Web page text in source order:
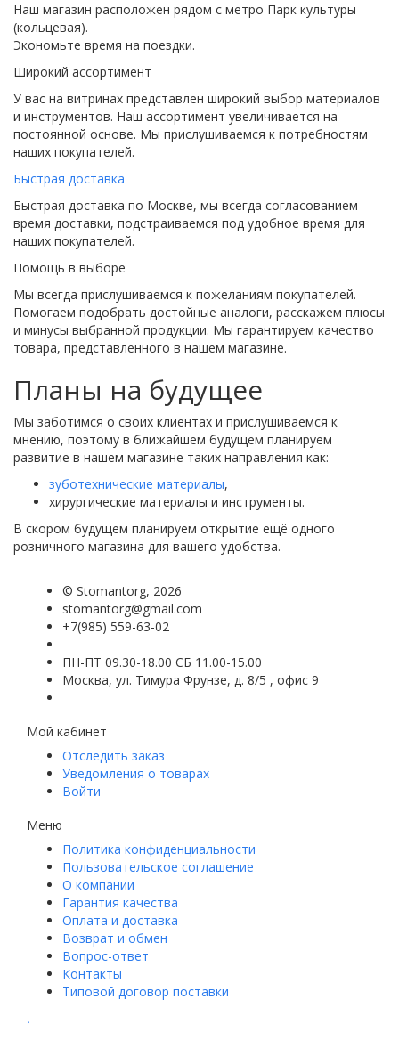
Наш магазин расположен рядом с метро Парк культуры
(кольцевая).
Экономьте время на поездки.
Широкий ассортимент
У вас на витринах представлен широкий выбор материалов
и инструментов. Наш ассортимент увеличивается на
постоянной основе. Мы прислушиваемся к потребностям
наших покупателей.
Быстрая доставка
Быстрая доставка по Москве, мы всегда согласованием
время доставки, подстраиваемся под удобное время для
наших покупателей.
Помощь в выборе
Мы всегда прислушиваемся к пожеланиям покупателей.
Помогаем подобрать достойные аналоги, расскажем плюсы
и минусы выбранной продукции. Мы гарантируем качество
товара, представленного в нашем магазине.
Планы на будущее
Мы заботимся о своих клиентах и прислушиваемся к
мнению, поэтому в ближайшем будущем планируем
развитие в нашем магазине таких направления как:
зуботехнические материалы,
хирургические материалы и инструменты.
В скором будущем планируем открытие ещё одного
розничного магазина для вашего удобства.
© Stomantorg, 2026
stomantorg@gmail.com
+7(985) 559-63-02
ПН-ПТ 09.30-18.00 СБ 11.00-15.00
Москва, ул. Тимура Фрунзе, д. 8/5 , офис 9
Мой кабинет
Отследить заказ
Уведомления о товарах
Войти
Меню
Политика конфиденциальности
Пользовательское соглашение
О компании
Гарантия качества
Оплата и доставка
Возврат и обмен
Вопрос-ответ
Контакты
Типовой договор поставки
.